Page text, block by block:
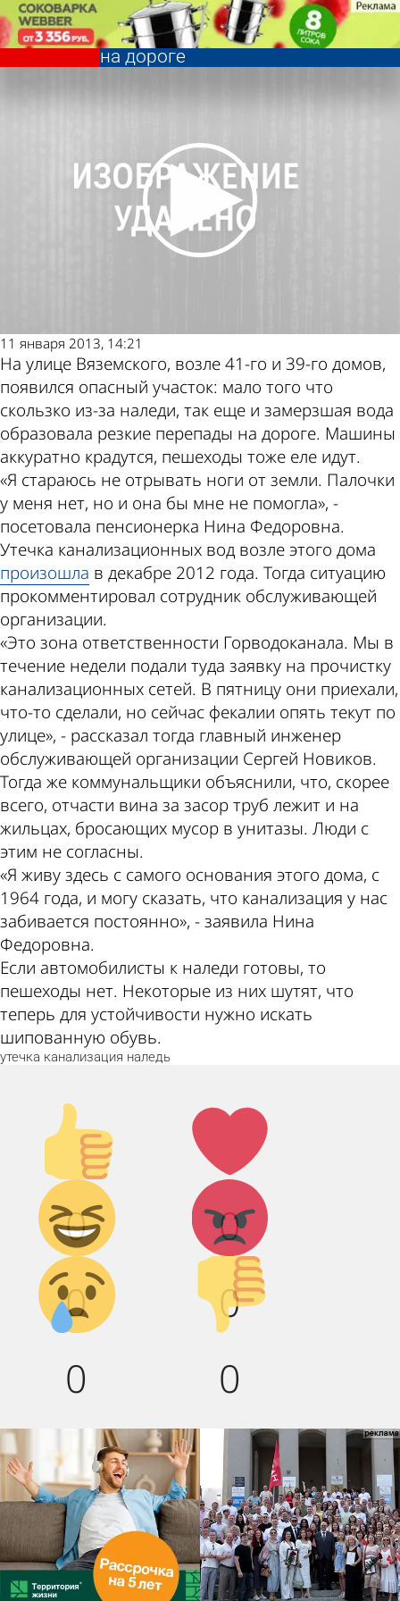
Растекшаяся канализационная
жидкость образовала перепады
на дороге
Из жизни
11 января 2013, 14:21
На улице Вяземского, возле 41-го и 39-го домов,
появился опасный участок: мало того что
скользко из-за наледи, так еще и замерзшая вода
образовала резкие перепады на дороге. Машины
аккуратно крадутся, пешеходы тоже еле идут.
«Я стараюсь не отрывать ноги от земли. Палочки
у меня нет, но и она бы мне не помогла», -
посетовала пенсионерка Нина Федоровна.
Утечка канализационных вод возле этого дома
произошла в декабре 2012 года. Тогда ситуацию
прокомментировал сотрудник обслуживающей
организации.
«Это зона ответственности Горводоканала. Мы в
течение недели подали туда заявку на прочистку
канализационных сетей. В пятницу они приехали,
что-то сделали, но сейчас фекалии опять текут по
улице», - рассказал тогда главный инженер
обслуживающей организации Сергей Новиков.
Тогда же коммунальщики объяснили, что, скорее
всего, отчасти вина за засор труб лежит и на
жильцах, бросающих мусор в унитазы. Люди с
этим не согласны.
«Я живу здесь с самого основания этого дома, с
1964 года, и могу сказать, что канализация у нас
забивается постоянно», - заявила Нина
Федоровна.
Если автомобилисты к наледи готовы, то
пешеходы нет. Некоторые из них шутят, что
теперь для устойчивости нужно искать
шипованную обувь.
утечка канализация наледь
Палец
вверх!
0
Лайк!
0
Дикий
смех!
0
Агрессия!
0
Грусть :(
0
Палец
вниз!
0
Растекшаяся канализационная
Другие новости
по теме
Погода и курсы
валют в Пензе